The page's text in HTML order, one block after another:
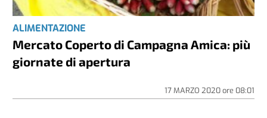
ALIMENTAZIONE
Mercato Coperto di Campagna Amica: più
giornate di apertura
17 MARZO 2020ore 08:01